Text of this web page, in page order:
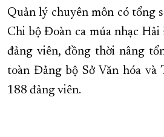
Quản lý chuyên môn có tổng
Chi bộ Đoàn ca múa nhạc
đảng viên, đồng thời nâng
toàn Đảng bộ Sở Văn hóa và
188 đảng viên.